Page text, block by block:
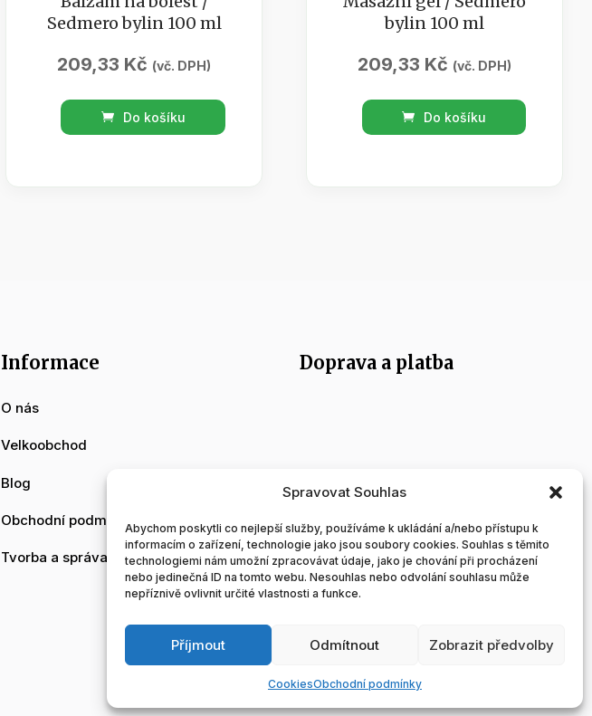
Spravovat Souhlas
Abychom poskytli co nejlepší služby, používáme k ukládání a/nebo přístupu k
informacím o zařízení, technologie jako jsou soubory cookies. Souhlas s těmito
technologiemi nám umožní zpracovávat údaje, jako je chování při procházení
nebo jedinečná ID na tomto webu. Nesouhlas nebo odvolání souhlasu může
nepříznivě ovlivnit určité vlastnosti a funkce.
Příjmout Odmítnout Zobrazit předvolby
CookiesObchodní podmínky
Sedmero bylin 100 ml
209,33 Kč (vč. DPH)
Balzám
Do košíku
bylin 100 ml
209,33 Kč (vč. DPH)
Masážní
gel
Do košíku
Informace
O nás
Velkoobchod
Blog
Obchodní podmínky
Tvorba a správa www stránek
Doprava a platba